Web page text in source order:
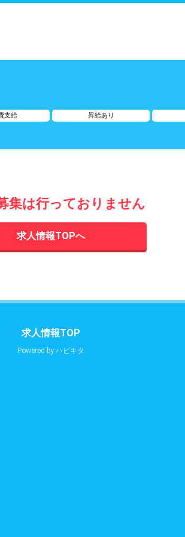
支給 昇給あり
集は行っておりません
求人情報TOPへ
求人情報TOP
Powered by ハピキタ